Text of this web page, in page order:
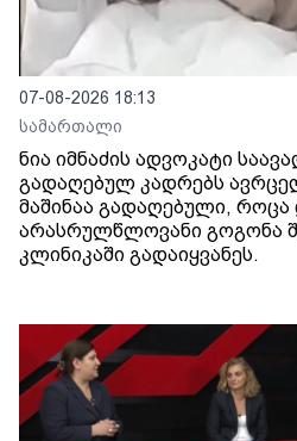
07-08-2026 18:13
სამართალი
ნია იმნაძის ადვოკატი
გადაღებულ კადრებს
მაშინაა გადაღებული, როცა
არასრულწლოვანი გოგონა
კლინიკაში გადაიყვანეს.